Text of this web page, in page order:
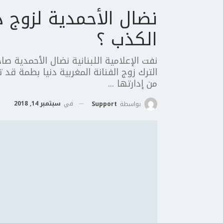
نضال الأحمدية
الكذب ؟
نفت الإعلامية اللبنانية نضال
الترك زوج الفنانة المغربية دنيا بطمة
من إدارتها ...
بواسطة Support في سبتمبر 14, 2018